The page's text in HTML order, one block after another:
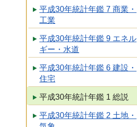
平成30年統計年鑑 7 商業・
工業
平成30年統計年鑑 9 エネル
ギー・水道
平成30年統計年鑑 6 建設・
住宅
平成30年統計年鑑 1 総説
平成30年統計年鑑 2 土地・